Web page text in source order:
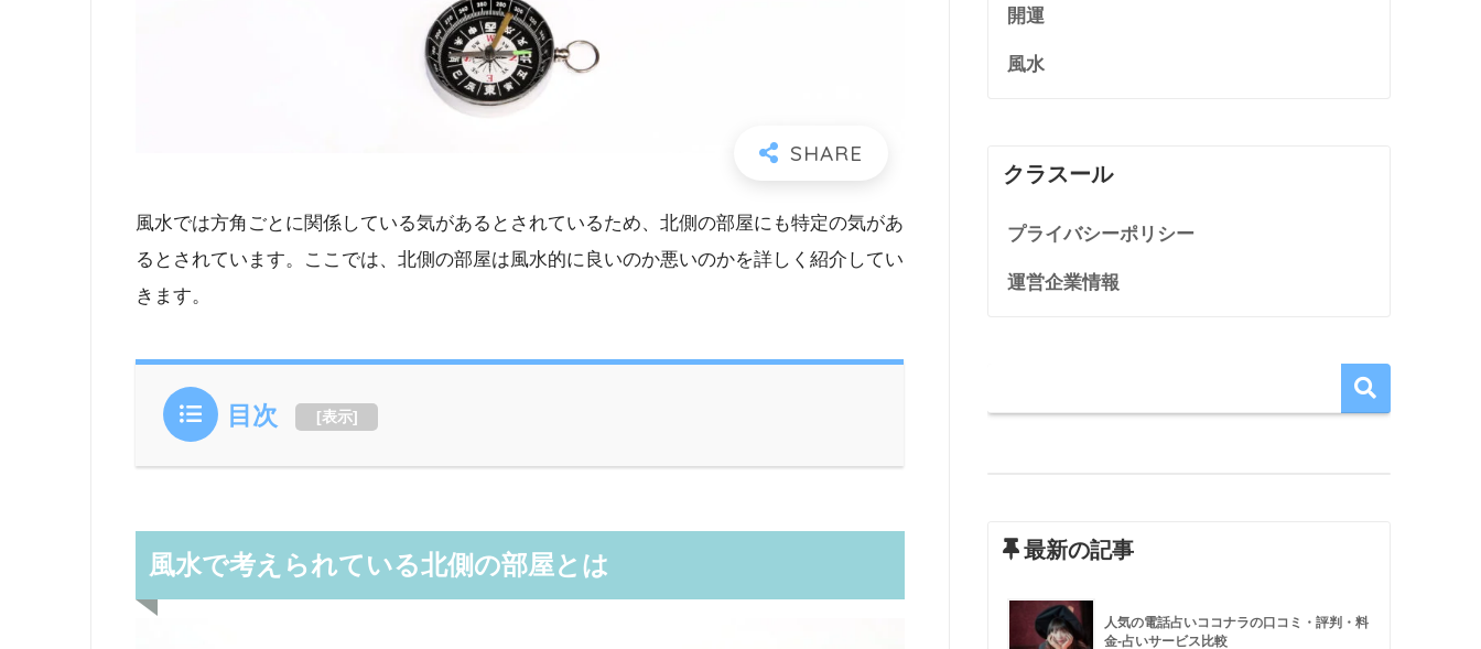
風水では方角ごとに関係している気があるとされているため、北側の部屋にも特定の気があ
るとされています。ここでは、北側の部屋は風水的に良いのか悪いのかを詳しく紹介してい
きます。
目次 [表示]
風水で考えられている北側の部屋とは
開運
風水
クラスール
プライバシーポリシー
運営企業情報
最新の記事
人気の電話占いココナラの口コミ・評判・料
金-占いサービス比較